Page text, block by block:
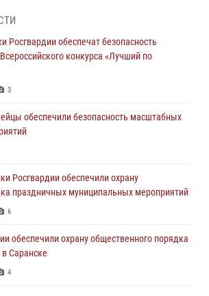
личного состава Управления Росгвардии
лицензионно-разрешительной работы
задержали жителя региона за нанесение
соседу
по Республике Мордовия приняла
округа по мини-футболу
Росгвардии обеспечат безопасность
конкурса «Лучший по
3
обеспечили безопасность масштабных
Росгвардии обеспечили охрану
праздничных муниципальных мероприятий
6
обеспечили охрану общественного порядка
Саранске
4